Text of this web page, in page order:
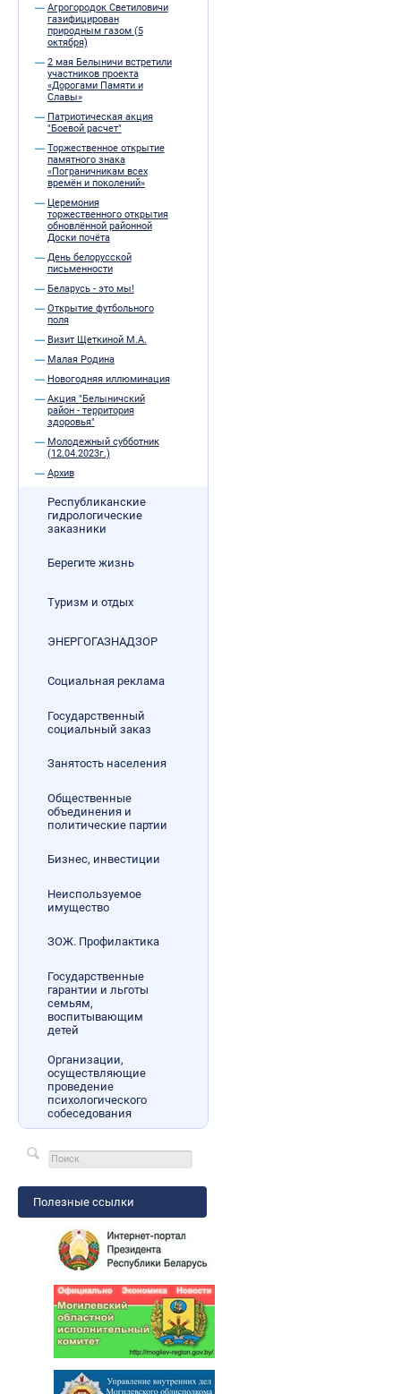
Агрогородок Светиловичи
газифицирован
природным газом (5
октября)
2 мая Белыничи встретили
участников проекта
«Дорогами Памяти и
Славы»
Патриотическая акция
"Боевой расчет"
Торжественное открытие
памятного знака
«Пограничникам всех
времён и поколений»
Церемония
торжественного открытия
обновлённой районной
Доски почёта
День белорусской
письменности
Беларусь - это мы!
Открытие футбольного
поля
Визит Щеткиной М.А.
Малая Родина
Новогодняя иллюминация
Акция "Белыничский
район - территория
здоровья"
Молодежный субботник
(12.04.2023г.)
Архив
Республиканские
гидрологические
заказники
Берегите жизнь
Туризм и отдых
ЭНЕРГОГАЗНАДЗОР
Социальная реклама
Государственный
социальный заказ
Занятость населения
Общественные
объединения и
политические партии
Бизнес, инвестиции
Неиспользуемое
имущество
ЗОЖ. Профилактика
Государственные
гарантии и льготы
семьям,
воспитывающим
детей
Организации,
осуществляющие
проведение
психологического
собеседования
Полезные ссылки